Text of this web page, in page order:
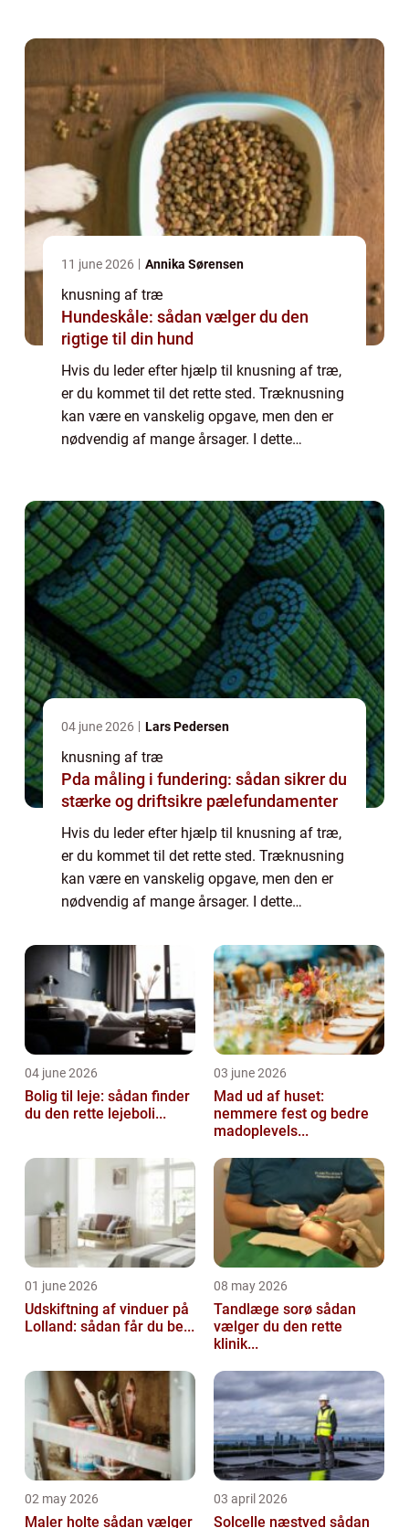
11 june 2026 Annika Sørensen
knusning af træ
Hundeskåle: sådan vælger du den
rigtige til din hund
Hvis du leder efter hjælp til knusning af træ,
er du kommet til det rette sted. Træknusning
kan være en vanskelig opgave, men den er
nødvendig af mange årsager. I dette
firm...
04 june 2026 Lars Pedersen
knusning af træ
Pda måling i fundering: sådan sikrer du
stærke og driftsikre pælefundamenter
Hvis du leder efter hjælp til knusning af træ,
er du kommet til det rette sted. Træknusning
kan være en vanskelig opgave, men den er
nødvendig af mange årsager. I dette
træknusning er, og hvordan du kan finde et
firm...
04 june 2026
Bolig til leje: sådan finder
du den rette lejeboli...
03 june 2026
Mad ud af huset:
nemmere fest og bedre
madoplevels...
01 june 2026
Udskiftning af vinduer på
Lolland: sådan får du be...
08 may 2026
Tandlæge sorø sådan
vælger du den rette
klinik...
02 may 2026
Maler holte sådan vælger
03 april 2026
Solcelle næstved sådan